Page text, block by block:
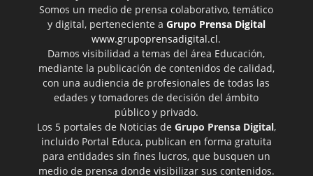
Somos un medio de prensa colaborativo, temático
y digital, perteneciente a Grupo Prensa Digital
www.grupoprensadigital.cl.
Damos visibilidad a temas del área Educación,
mediante la publicación de contenidos de calidad,
con una audiencia de profesionales de todas las
edades y tomadores de decisión del ámbito
público y privado.
Los 5 portales de Noticias de Grupo Prensa Digital,
incluido Portal Educa, publican en forma gratuita
para entidades sin fines lucros, que busquen un
medio de prensa donde visibilizar sus contenidos.